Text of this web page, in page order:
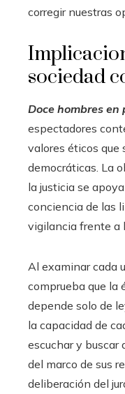
corregir nuestras
sociedad
Doce hombres en
espectadores
valores éticos
democráticas. La
la justicia se
conciencia de las
vigilancia frente a
Al examinar cada
comprueba que la
depende solo de
la capacidad de
escuchar y
del marco de sus
deliberación del